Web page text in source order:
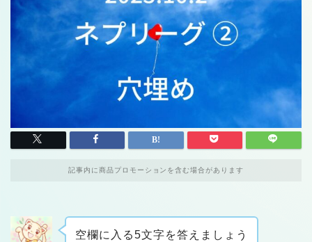
記事内に商品プロモーションを含む場合があります
空欄に入る5文字を答えましょう